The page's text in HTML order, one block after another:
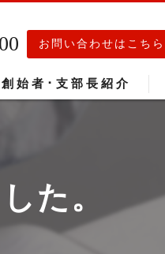
お問い合わせはこちら
創始者･支部長紹介
た。